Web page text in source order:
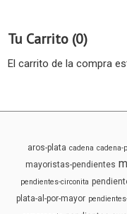
Tu Carrito (0)
El carrito de la compra
aros-plata cadena cadena-
mayoristas-pendientes
pendientes-circonita
plata-al-por-mayor